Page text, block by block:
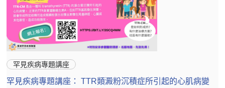
罕見疾病專題講座
罕見疾病專題講座： TTR類澱粉沉積症所引起的心肌病變